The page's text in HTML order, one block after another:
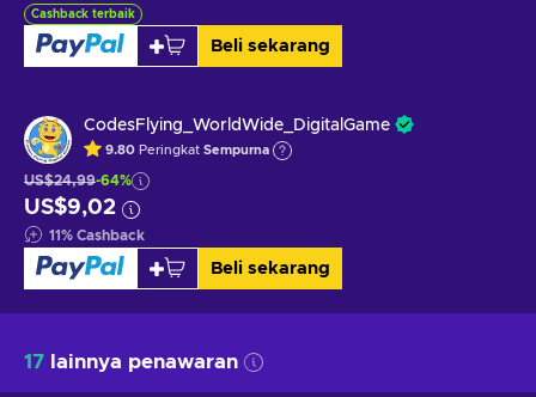
Cashback terbaik
Beli sekarang
CodesFlying_WorldWide_DigitalGame
9.80 Peringkat Sempurna
US$24,99-64%
US$9,02
11% Cashback
Beli sekarang
17 lainnya penawaran